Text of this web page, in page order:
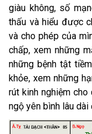
giàu không, số
thấu và hiểu được
và cho phép của
chấp, xem những
những bệnh tật
khỏe, xem những
rút kinh nghiệm
ngộ yên bình lâu dài